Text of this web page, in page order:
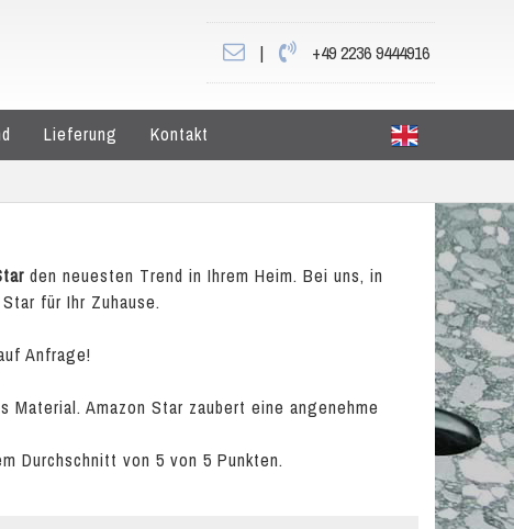
| +49 2236 9444916
Lieferung Kontakt
den neuesten Trend in Ihrem Heim. Bei uns, in
für Ihr Zuhause.
Anfrage!
Amazon Star zaubert eine angenehme
Durchschnitt von 5 von 5 Punkten.